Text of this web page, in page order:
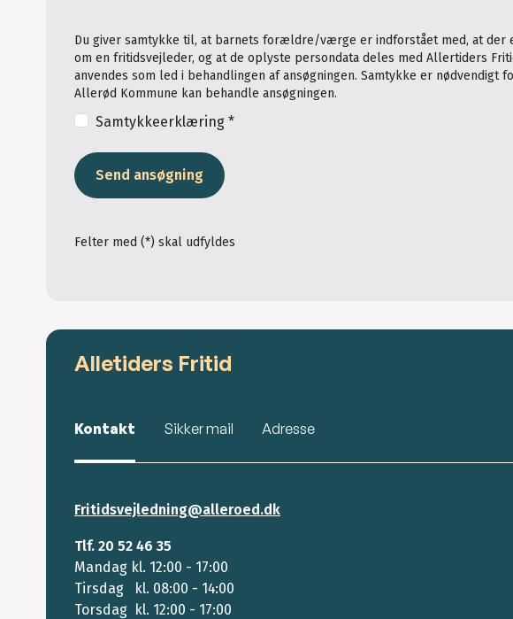
Du giver samtykke til, at barnets forældre/værge er indforstået med, at der
om en fritidsvejleder, og at de oplyste persondata deles med Allertiders
anvendes som led i behandlingen af ansøgningen. Samtykke er nødvendigt for, at
Allerød Kommune kan behandle ansøgningen.
Samtykkeerklæring *
Send ansøgning
Felter med (*) skal udfyldes
Alletiders Fritid
Kontakt Sikker mail Adresse
Fritidsvejledning@alleroed.dk
Tlf. 20 52 46 35
Mandag kl. 12:00 - 17:00
Tirsdag kl. 08:00 - 14:00
Torsdag kl. 12:00 - 17:00